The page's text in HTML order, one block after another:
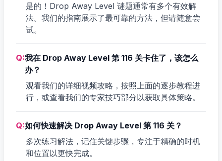
是的！Drop Away Level 谜题通常有多个有效解
法。我们的指南展示了最可靠的方法，但请随意尝
试。
Q:我在 Drop Away Level 第 116 关卡住了，该怎么
办？
观看我们的详细视频攻略，按照上面的逐步教程进
行，或查看我们的专家技巧部分以获取具体策略。
Q:如何快速解决 Drop Away Level 第 116 关？
多次练习解法，记住关键步骤，专注于精确的时机
和位置以更快完成。